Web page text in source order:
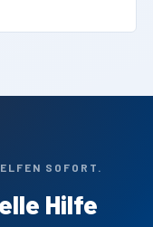
SOFORT.
Hilfe